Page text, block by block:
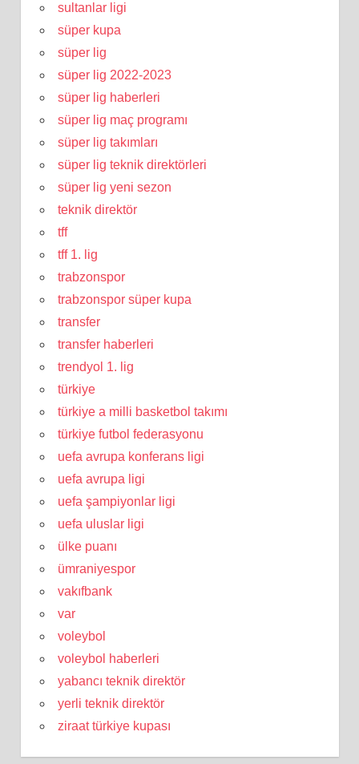
sultanlar ligi
süper kupa
süper lig
süper lig 2022-2023
süper lig haberleri
süper lig maç programı
süper lig takımları
süper lig teknik direktörleri
süper lig yeni sezon
teknik direktör
tff
tff 1. lig
trabzonspor
trabzonspor süper kupa
transfer
transfer haberleri
trendyol 1. lig
türkiye
türkiye a milli basketbol takımı
türkiye futbol federasyonu
uefa avrupa konferans ligi
uefa avrupa ligi
uefa şampiyonlar ligi
uefa uluslar ligi
ülke puanı
ümraniyespor
vakıfbank
var
voleybol
voleybol haberleri
yabancı teknik direktör
yerli teknik direktör
ziraat türkiye kupası